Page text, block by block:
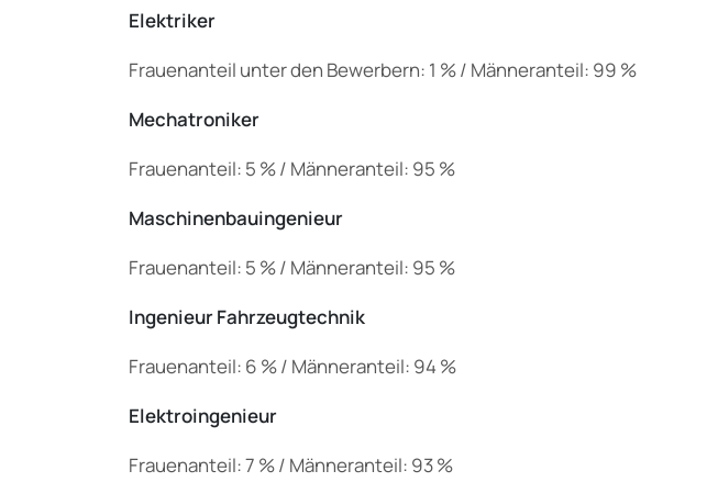
Elektriker
Frauenanteil unter den Bewerbern: 1 % / Männeranteil: 99 %
Mechatroniker
Frauenanteil: 5 % / Männeranteil: 95 %
Maschinenbauingenieur
Frauenanteil: 5 % / Männeranteil: 95 %
Ingenieur Fahrzeugtechnik
Frauenanteil: 6 % / Männeranteil: 94 %
Elektroingenieur
Frauenanteil: 7 % / Männeranteil: 93 %